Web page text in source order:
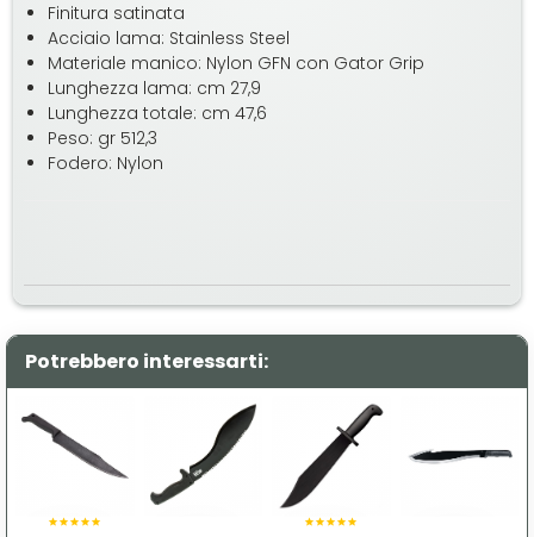
Finitura satinata
Acciaio lama: Stainless Steel
Materiale manico: Nylon GFN con Gator Grip
Lunghezza lama: cm 27,9
Lunghezza totale: cm 47,6
Peso: gr 512,3
Fodero: Nylon
Potrebbero interessarti: